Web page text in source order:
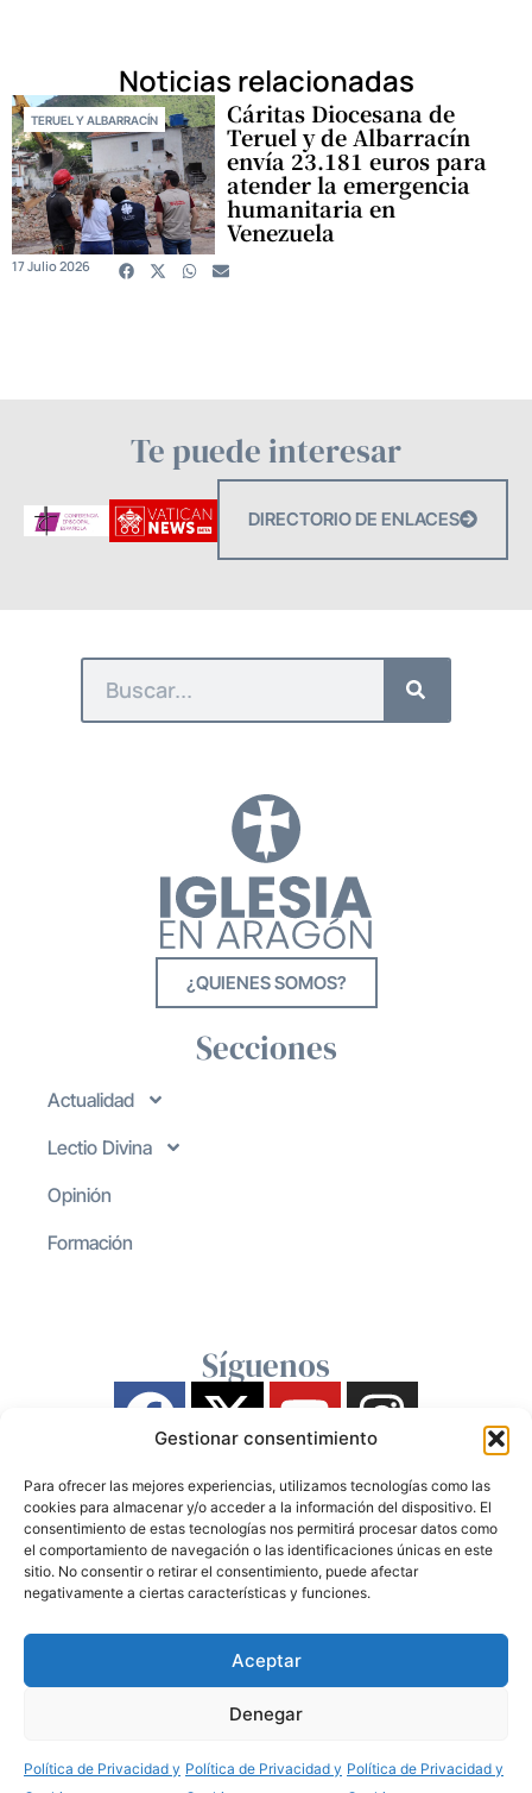
Gestionar consentimiento
Para ofrecer las mejores experiencias, utilizamos tecnologías como las
cookies para almacenar y/o acceder a la información del dispositivo. El
consentimiento de estas tecnologías nos permitirá procesar datos como
el comportamiento de navegación o las identificaciones únicas en este
sitio. No consentir o retirar el consentimiento, puede afectar
negativamente a ciertas características y funciones.
Aceptar
Denegar
Política de Privacidad y Política de Privacidad y Política de Privacidad y
Noticias relacionadas
TERUEL Y ALBARRACÍN Cáritas Diocesana de
Teruel y de Albarracín
envía 23.181 euros para
atender la emergencia
humanitaria en
Venezuela
17 Julio 2026
Te puede interesar
DIRECTORIO DE ENLACES
¿QUIENES SOMOS?
Secciones
Actualidad
Lectio Divina
Opinión
Formación
Síguenos